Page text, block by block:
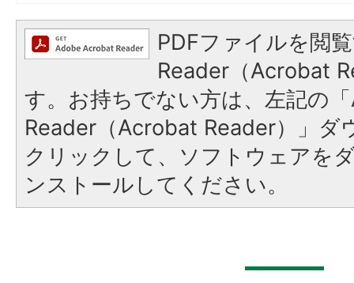
PDFファイルを閲
Reader（Acrobat
す。お持ちでない方は、左記の
Reader（Acrobat Reader）」ダ
クリックして、ソフトウェアを
ンストールしてください。